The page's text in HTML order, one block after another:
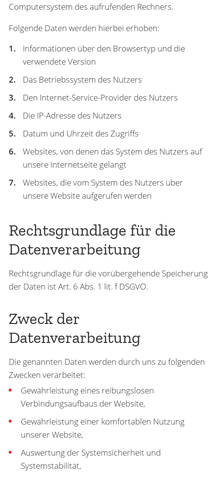
Computersystem des aufrufenden Rechners.
Folgende Daten werden hierbei erhoben:
Informationen über den Browsertyp und die
verwendete Version
Das Betriebssystem des Nutzers
Den Internet-Service-Provider des Nutzers
Die IP-Adresse des Nutzers
Datum und Uhrzeit des Zugriffs
Websites, von denen das System des Nutzers auf
unsere Internetseite gelangt
Websites, die vom System des Nutzers über
unsere Website aufgerufen werden
Rechtsgrundlage für die
Datenverarbeitung
Rechtsgrundlage für die vorübergehende Speicherung
der Daten ist Art. 6 Abs. 1 lit. f DSGVO.
Zweck der
Datenverarbeitung
Die genannten Daten werden durch uns zu folgenden
Zwecken verarbeitet:
Gewährleistung eines reibungslosen
Verbindungsaufbaus der Website,
Gewährleistung einer komfortablen Nutzung
unserer Website,
Auswertung der Systemsicherheit und
Systemstabilität,